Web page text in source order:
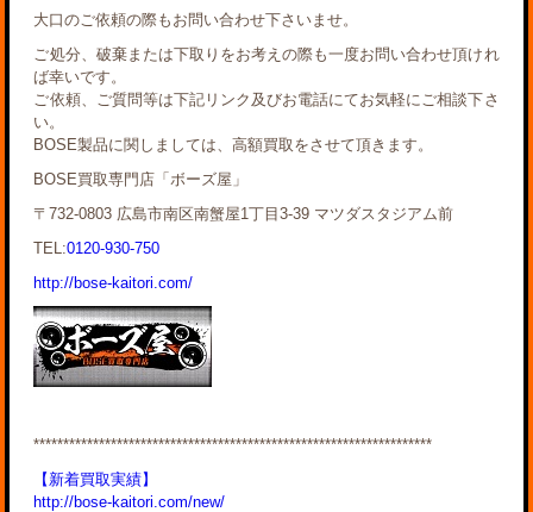
大口のご依頼の際もお問い合わせ下さいませ。
ご処分、破棄または下取りをお考えの際も一度お問い合わせ頂けれ
ば幸いです。
ご依頼、ご質問等は下記リンク及びお電話にてお気軽にご相談下さ
い。
BOSE製品に関しましては、高額買取をさせて頂きます。
BOSE買取専門店「ボーズ屋」
〒732-0803 広島市南区南蟹屋1丁目3-39 マツダスタジアム前
TEL:0120-930-750
http://bose-kaitori.com/
*******************************************************************
【新着買取実績】
http://bose-kaitori.com/new/